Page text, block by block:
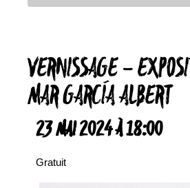
VERNISSAGE –
MAR GARCÍA ALBERT
23 MAI 2024 À 18:00
Gratuit